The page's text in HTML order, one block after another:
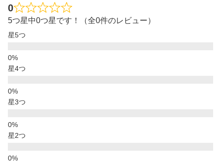
0
5つ星中0つ星です！（全0件のレビュー）
星5つ
星4つ
星3つ
星2つ